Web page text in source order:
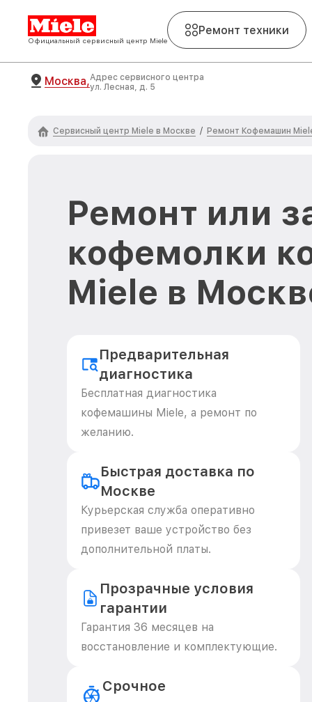
Официальный сервисный центр Miele
Ремонт техники
Москва,Адрес сервисного центра
ул. Лесная, д. 5
Сервисный центр Miele в Москве / Ремонт Кофемашин
Ремонт или
кофемолки
Miele в
Предварительная
диагностика
Бесплатная диагностика
кофемашины Miele, а ремонт по
желанию.
Быстрая доставка по
Москве
Курьерская служба оперативно
привезет ваше устройство без
дополнительной платы.
Прозрачные условия
гарантии
Гарантия 36 месяцев на
восстановление и комплектующие.
Срочное